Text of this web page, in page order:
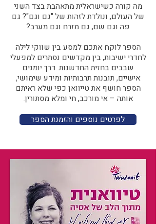
מה קורה כשישראלית מתאהבת בצד השני
של העולם, ונולדת לזהות של "גם וגם"? גם
פה וגם שם, גם מזרח וגם מערב?​​
הספר לוקח אתכם למסע בין שווקי לילה
לחדרי ישיבות, בין מקדשים נסתרים למפעלי
שבבים בחזית החדשנות. דרך יומנים
אישיים, תובנות תרבותיות ומידע שימושי,
הספר חושף את טייוואן כפי שלא ראיתם
אותה – אי מורכב, חי ומלא מסתורין.
לפרטים נוספים והזמנת הספר